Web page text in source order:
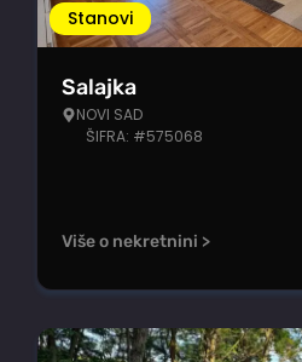
Stanovi
Salajka
NOVI SAD
ŠIFRA: #575068
Više o nekretnini >